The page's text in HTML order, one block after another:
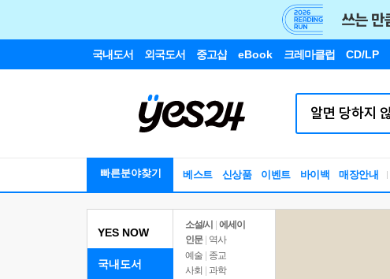
국내도서 외국도서 중고샵 eBook 크레마클럽 CD/LP
빠른분야찾기 베스트 신상품 이벤트 바이백 매장안내
YES NOW
국내도서
소설/시
에세이
인문
역사
예술 | 종교
사회 | 과학